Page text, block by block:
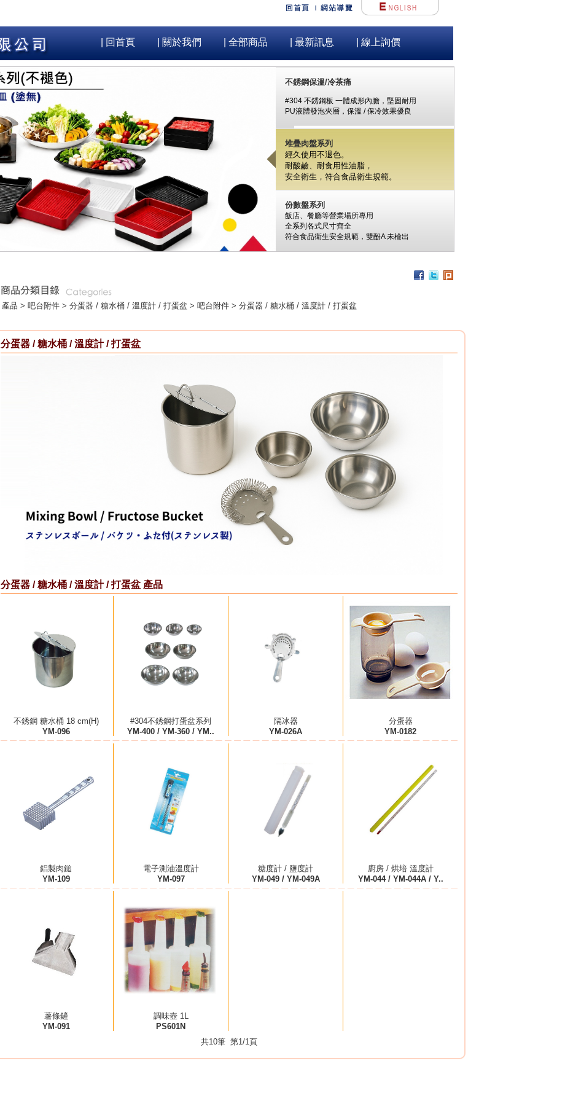
| 回首頁 | 關於我們 | 全部商品 | 最新訊息 | 線上詢價
不銹鋼保溫/冷茶痛
#304 不銹鋼板 一體成形內膽，堅固耐用
PU液體發泡夾層，保溫 / 保冷效果優良
堆疊肉盤系列
經久使用不退色。
耐酸鹼、耐食用性油脂，
安全衛生， 符合食品衛生規範。
份數盤系列
飯店、餐廳等營業場所專用
全系列各式尺寸齊全
符合食品衛生安全規範， 雙酚A未檢出
可用於洗碗機、冰箱、冷凍庫
杯架組
產品 > 吧台附件 > 分蛋器 / 糖水桶 / 溫度計 / 打蛋盆 > 吧台附件 > 分蛋器 / 糖水桶 / 溫度計 / 打蛋盆
分蛋器 / 糖水桶 / 溫度計 / 打蛋盆
分蛋器 / 糖水桶 / 溫度計 / 打蛋盆 產品
不銹鋼 糖水桶 18 cm(H)
YM-096
#304不銹鋼打蛋盆系列
YM-400 / YM-360 / YM..
隔冰器
YM-026A
分蛋器
YM-0182
鋁製肉鎚
YM-109
電子測油溫度計
YM-097
糖度計 / 鹽度計
YM-049 / YM-049A
廚房 / 烘培 溫度計
YM-044 / YM-044A / Y..
薯條鏟
YM-091
調味壺 1L
PS601N
共10筆 第1/1頁